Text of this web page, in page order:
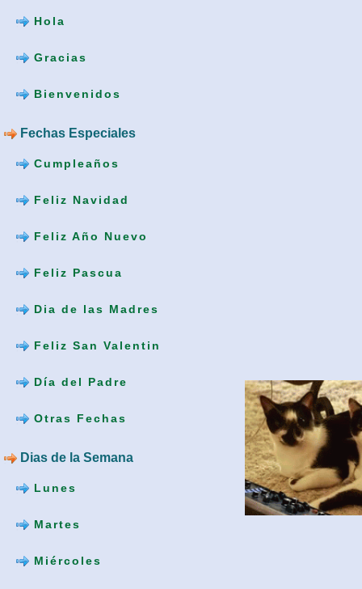
Hola
Gracias
Bienvenidos
Fechas Especiales
Cumpleaños
Feliz Navidad
Feliz Año Nuevo
Feliz Pascua
Dia de las Madres
Feliz San Valentin
Día del Padre
Otras Fechas
Dias de la Semana
Lunes
Martes
Miércoles